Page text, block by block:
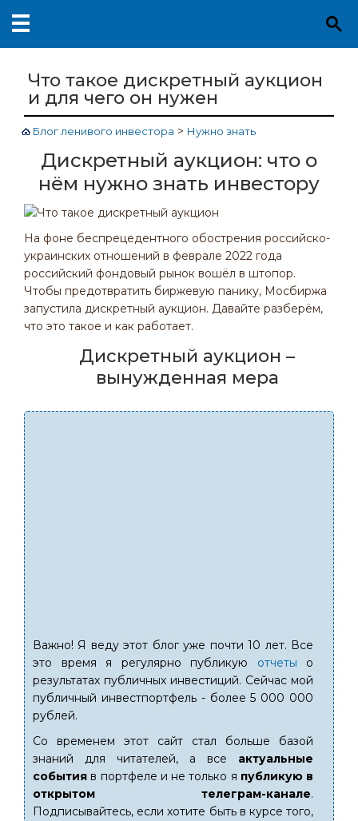
Что такое дискретный аукцион
и для чего он нужен
Блог ленивого инвестора > Нужно знать
Дискретный аукцион: что о
нём нужно знать инвестору
На фоне беспрецедентного обострения российско-
украинских отношений в феврале 2022 года
российский фондовый рынок вошёл в штопор.
Чтобы предотвратить биржевую панику, Мосбиржа
запустила дискретный аукцион. Давайте разберём,
что это такое и как работает.
Дискретный аукцион –
вынужденная мера
Важно! Я веду этот блог уже почти 10 лет. Все
это время я регулярно публикую отчеты о
результатах публичных инвестиций. Сейчас мой
публичный инвестпортфель - более 5 000 000
рублей.
Со временем этот сайт стал больше базой
знаний для читателей, а все актуальные
события в портфеле и не только я публикую в
открытом телеграм-канале.
Подписывайтесь, если хотите быть в курсе того,